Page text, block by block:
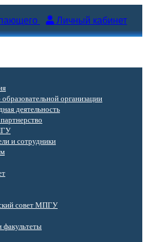
Личный кабинет
организации
деятельность
и сотрудники
совет МПГУ
факультеты